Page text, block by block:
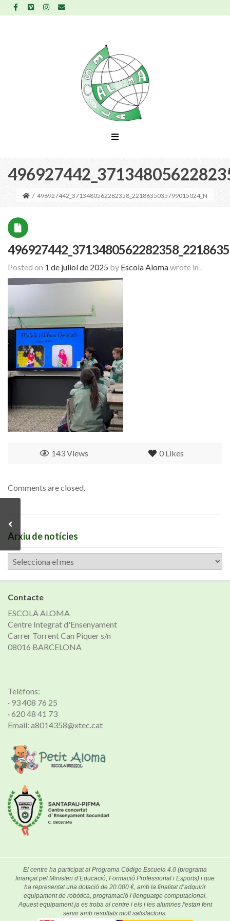
/ 496927442_3713480562282358_2218635035799015024_N
Posted on 1 de juliol de 2025 by Escola Alomawrote in .
0 Likes
143 Views
Comments are closed.
Arxiu de notícies
Arxiu
de
notícies
Contacte
ESCOLA ALOMA
Centre Integrat d'Ensenyament
Carrer Torrent Can Piquer s/n
08016 BARCELONA
Telèfons:
· 93 408 76 25
· 620 48 41 73
Email: a8014358@xtec.cat
El centre ha participat al Programa Código Escuela 4.0 (programa
finançat pel Ministeri d’Educació, Formació Professional i Esports) i que
ha representat una dotació de 20.000 €, amb la finalitat d’adquirir
equipament de robòtica, programació i llenguatge computacional.
Aquest equipament ja es troba al centre i els i les alumnes l'estan fent
servir amb resultats molt satisfactoris.